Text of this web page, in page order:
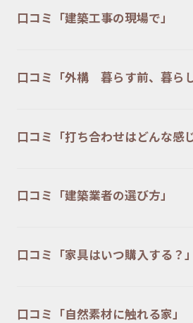
口コミ「建築工事の現場で」
口コミ「外構 暮らす前、暮らし
口コミ「打ち合わせはどんな感
口コミ「建築業者の選び方」
口コミ「家具はいつ購入する？」
口コミ「自然素材に触れる家」